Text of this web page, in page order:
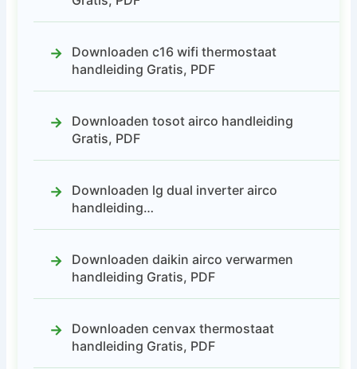
Downloaden c16 wifi thermostaat
handleiding Gratis, PDF
Downloaden tosot airco handleiding
Gratis, PDF
Downloaden lg dual inverter airco
handleiding…
Downloaden daikin airco verwarmen
handleiding Gratis, PDF
Downloaden cenvax thermostaat
handleiding Gratis, PDF